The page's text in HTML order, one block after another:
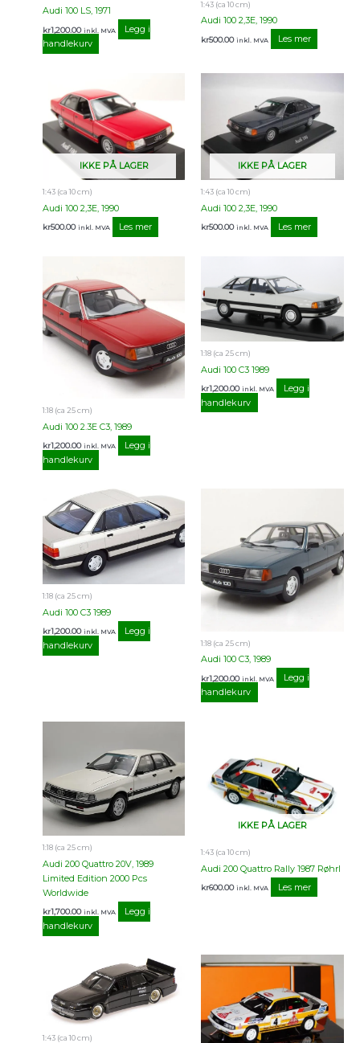
Audi 100 LS, 1971
kr1,200.00 inkl. MVA
Legg i
handlekurv
1:43 (ca 10 cm)
Audi 100 2,3E, 1990
kr500.00 inkl. MVA Les mer
IKKE PÅ LAGER
1:43 (ca 10 cm)
Audi 100 2,3E, 1990
kr500.00 inkl. MVA Les mer
IKKE PÅ LAGER
1:43 (ca 10 cm)
Audi 100 2,3E, 1990
kr500.00 inkl. MVA Les mer
1:18 (ca 25 cm)
Audi 100 2.3E C3, 1989
kr1,200.00 inkl. MVA
Legg i
handlekurv
1:18 (ca 25 cm)
Audi 100 C3 1989
kr1,200.00 inkl. MVA
Legg i
handlekurv
1:18 (ca 25 cm)
Audi 100 C3 1989
kr1,200.00 inkl. MVA
Legg i
handlekurv
1:18 (ca 25 cm)
Audi 100 C3, 1989
kr1,200.00 inkl. MVA
Legg i
handlekurv
1:18 (ca 25 cm)
Audi 200 Quattro 20V, 1989
Limited Edition 2000 Pcs
Worldwide
kr1,700.00 inkl. MVA
Legg i
handlekurv
IKKE PÅ LAGER
1:43 (ca 10 cm)
Audi 200 Quattro Rally 1987 Røhrl
kr600.00 inkl. MVA Les mer
1:43 (ca 10 cm)